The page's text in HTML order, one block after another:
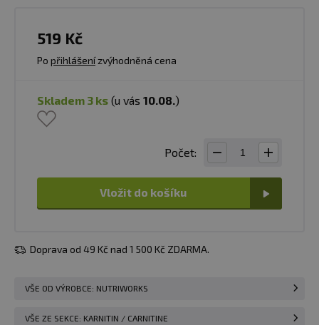
519 Kč
Po přihlášenízvýhodněná cena
skladem 3 ks (u vás 10.08.)
Počet:
Vložit do košíku
Doprava od 49 Kč nad 1 500 Kč ZDARMA.
VŠE OD VÝROBCE: NUTRIWORKS
VŠE ZE SEKCE: KARNITIN / CARNITINE